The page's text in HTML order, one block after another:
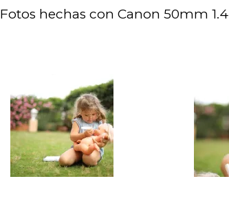
Fotos hechas con Canon 50mm 1.4